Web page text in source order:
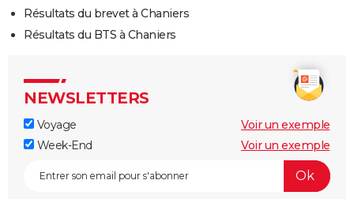
Résultats du brevet à Chaniers
Résultats du BTS à Chaniers
NEWSLETTERS
Voyage
Voir un exemple
Week-End
Voir un exemple